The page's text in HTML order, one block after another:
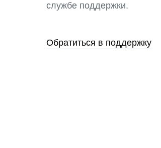
службе поддержки.
Обратиться в поддержку